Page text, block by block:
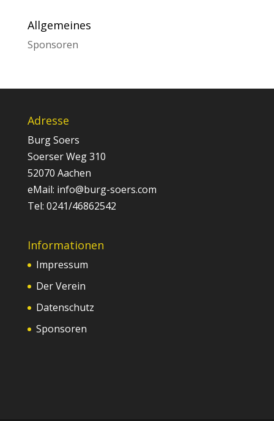
Allgemeines
Sponsoren
Adresse
Burg Soers
Soerser Weg 310
52070 Aachen
eMail: info@burg-soers.com
Tel: 0241/46862542
Informationen
Impressum
Der Verein
Datenschutz
Sponsoren